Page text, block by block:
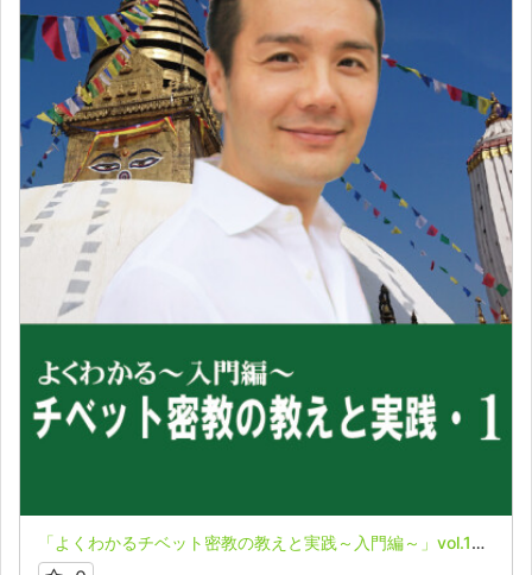
「よくわかるチベット密教の教えと実践～入門編～」vol.1★牧野宗永